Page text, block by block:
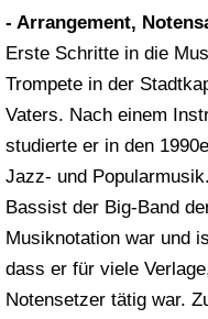
- Arrangement,
Erste Schritte in die
Trompete in der
Vaters. Nach einem
studierte er in den
Jazz- und
Bassist der Big-Band
Musiknotation war und
dass er für viele
Notensetzer tätig war.